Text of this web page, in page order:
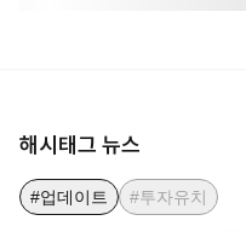
해시태그 뉴스
#업데이트 #투자유치